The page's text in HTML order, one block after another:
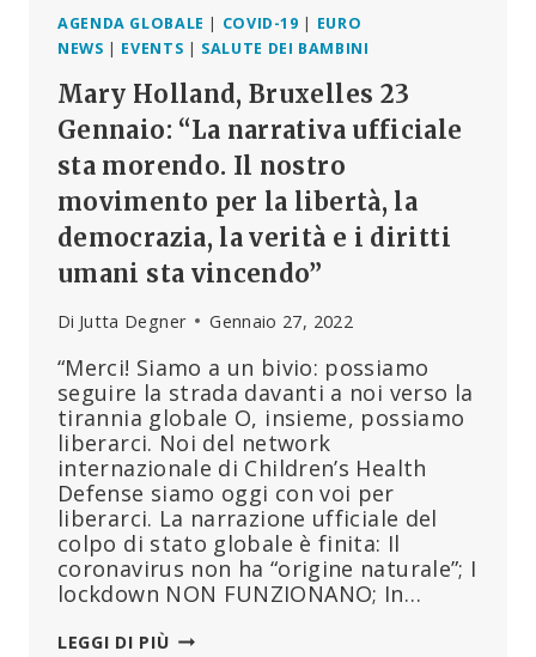
AIUTERANNO”
AGENDA GLOBALE | COVID-19 | EURO
NEWS | EVENTS | SALUTE DEI BAMBINI
Mary Holland, Bruxelles 23
Gennaio: “La narrativa ufficiale
sta morendo. Il nostro
movimento per la libertà, la
democrazia, la verità e i diritti
umani sta vincendo”
Di Jutta Degner Gennaio 27, 2022
“Merci! Siamo a un bivio: possiamo
seguire la strada davanti a noi verso la
tirannia globale O, insieme, possiamo
liberarci. Noi del network
internazionale di Children’s Health
Defense siamo oggi con voi per
liberarci. La narrazione ufficiale del
colpo di stato globale è finita: Il
coronavirus non ha “origine naturale”; I
lockdown NON FUNZIONANO; In…
LEGGI DI PIÙMARY